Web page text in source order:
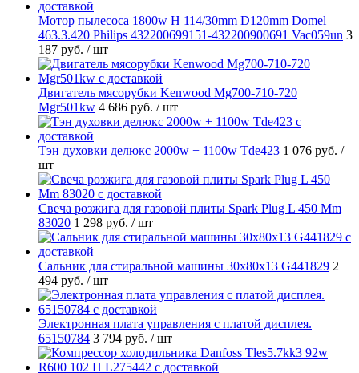
Мотор пылесоса 1800w H 114/30mm D120mm Domel
463.3.420 Philips 432200699151-432200900691 Vac059un 3
187 руб. / шт
Двигатель мясорубки Kenwood Mg700-710-720
Mgr501kw 4 686 руб. / шт
Тэн духовки делюкс 2000w + 1100w Tde423 1 076 руб. /
шт
Свеча розжига для газовой плиты Spark Plug L 450 Mm
83020 1 298 руб. / шт
Cальник для стиральной машины 30x80x13 G441829 2
494 руб. / шт
Электронная плата управления с платой дисплея.
65150784 3 794 руб. / шт